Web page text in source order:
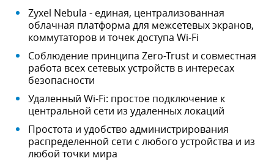
Zyxel Nebula - единая, централизованная
облачная платформа для межсетевых экранов,
коммутаторов и точек доступа Wi-Fi
Соблюдение принципа Zero-Trust и совместная
работа всех сетевых устройств в интересах
безопасности
Удаленный Wi-Fi: простое подключение к
центральной сети из удаленных локаций
Простота и удобство администрирования
распределенной сети с любого устройства и из
любой точки мира